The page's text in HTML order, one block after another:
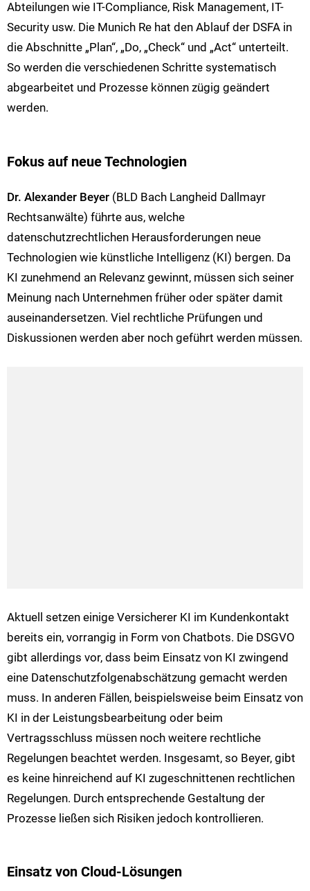
Abteilungen wie IT-Compliance, Risk Management, IT-
Security usw. Die Munich Re hat den Ablauf der DSFA in
die Abschnitte „Plan“, „Do, „Check“ und „Act“ unterteilt.
So werden die verschiedenen Schritte systematisch
abgearbeitet und Prozesse können zügig geändert
werden.
Fokus auf neue Technologien
Dr. Alexander Beyer (BLD Bach Langheid Dallmayr
Rechtsanwälte) führte aus, welche
datenschutzrechtlichen Herausforderungen neue
Technologien wie künstliche Intelligenz (KI) bergen. Da
KI zunehmend an Relevanz gewinnt, müssen sich seiner
Meinung nach Unternehmen früher oder später damit
auseinandersetzen. Viel rechtliche Prüfungen und
Diskussionen werden aber noch geführt werden müssen.
Aktuell setzen einige Versicherer KI im Kundenkontakt
bereits ein, vorrangig in Form von Chatbots. Die DSGVO
gibt allerdings vor, dass beim Einsatz von KI zwingend
eine Datenschutzfolgenabschätzung gemacht werden
muss. In anderen Fällen, beispielsweise beim Einsatz von
KI in der Leistungsbearbeitung oder beim
Vertragsschluss müssen noch weitere rechtliche
Regelungen beachtet werden. Insgesamt, so Beyer, gibt
es keine hinreichend auf KI zugeschnittenen rechtlichen
Regelungen. Durch entsprechende Gestaltung der
Prozesse ließen sich Risiken jedoch kontrollieren.
Einsatz von Cloud-Lösungen